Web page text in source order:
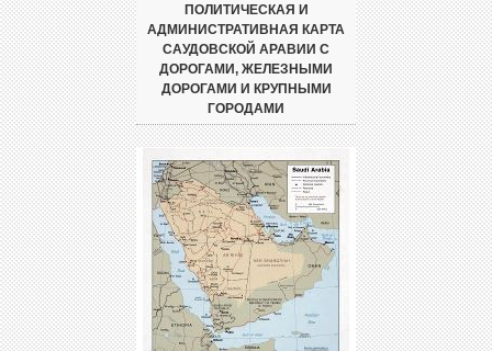
ПОЛИТИЧЕСКАЯ И
АДМИНИСТРАТИВНАЯ КАРТА
САУДОВСКОЙ АРАВИИ С
ДОРОГАМИ, ЖЕЛЕЗНЫМИ
ДОРОГАМИ И КРУПНЫМИ
ГОРОДАМИ